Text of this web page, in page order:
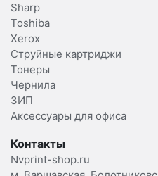
Sharp
Toshiba
Xerox
Струйные картриджи
Тонеры
Чернила
ЗИП
Аксессуары для офиса
Контакты
Nvprint-shop.ru